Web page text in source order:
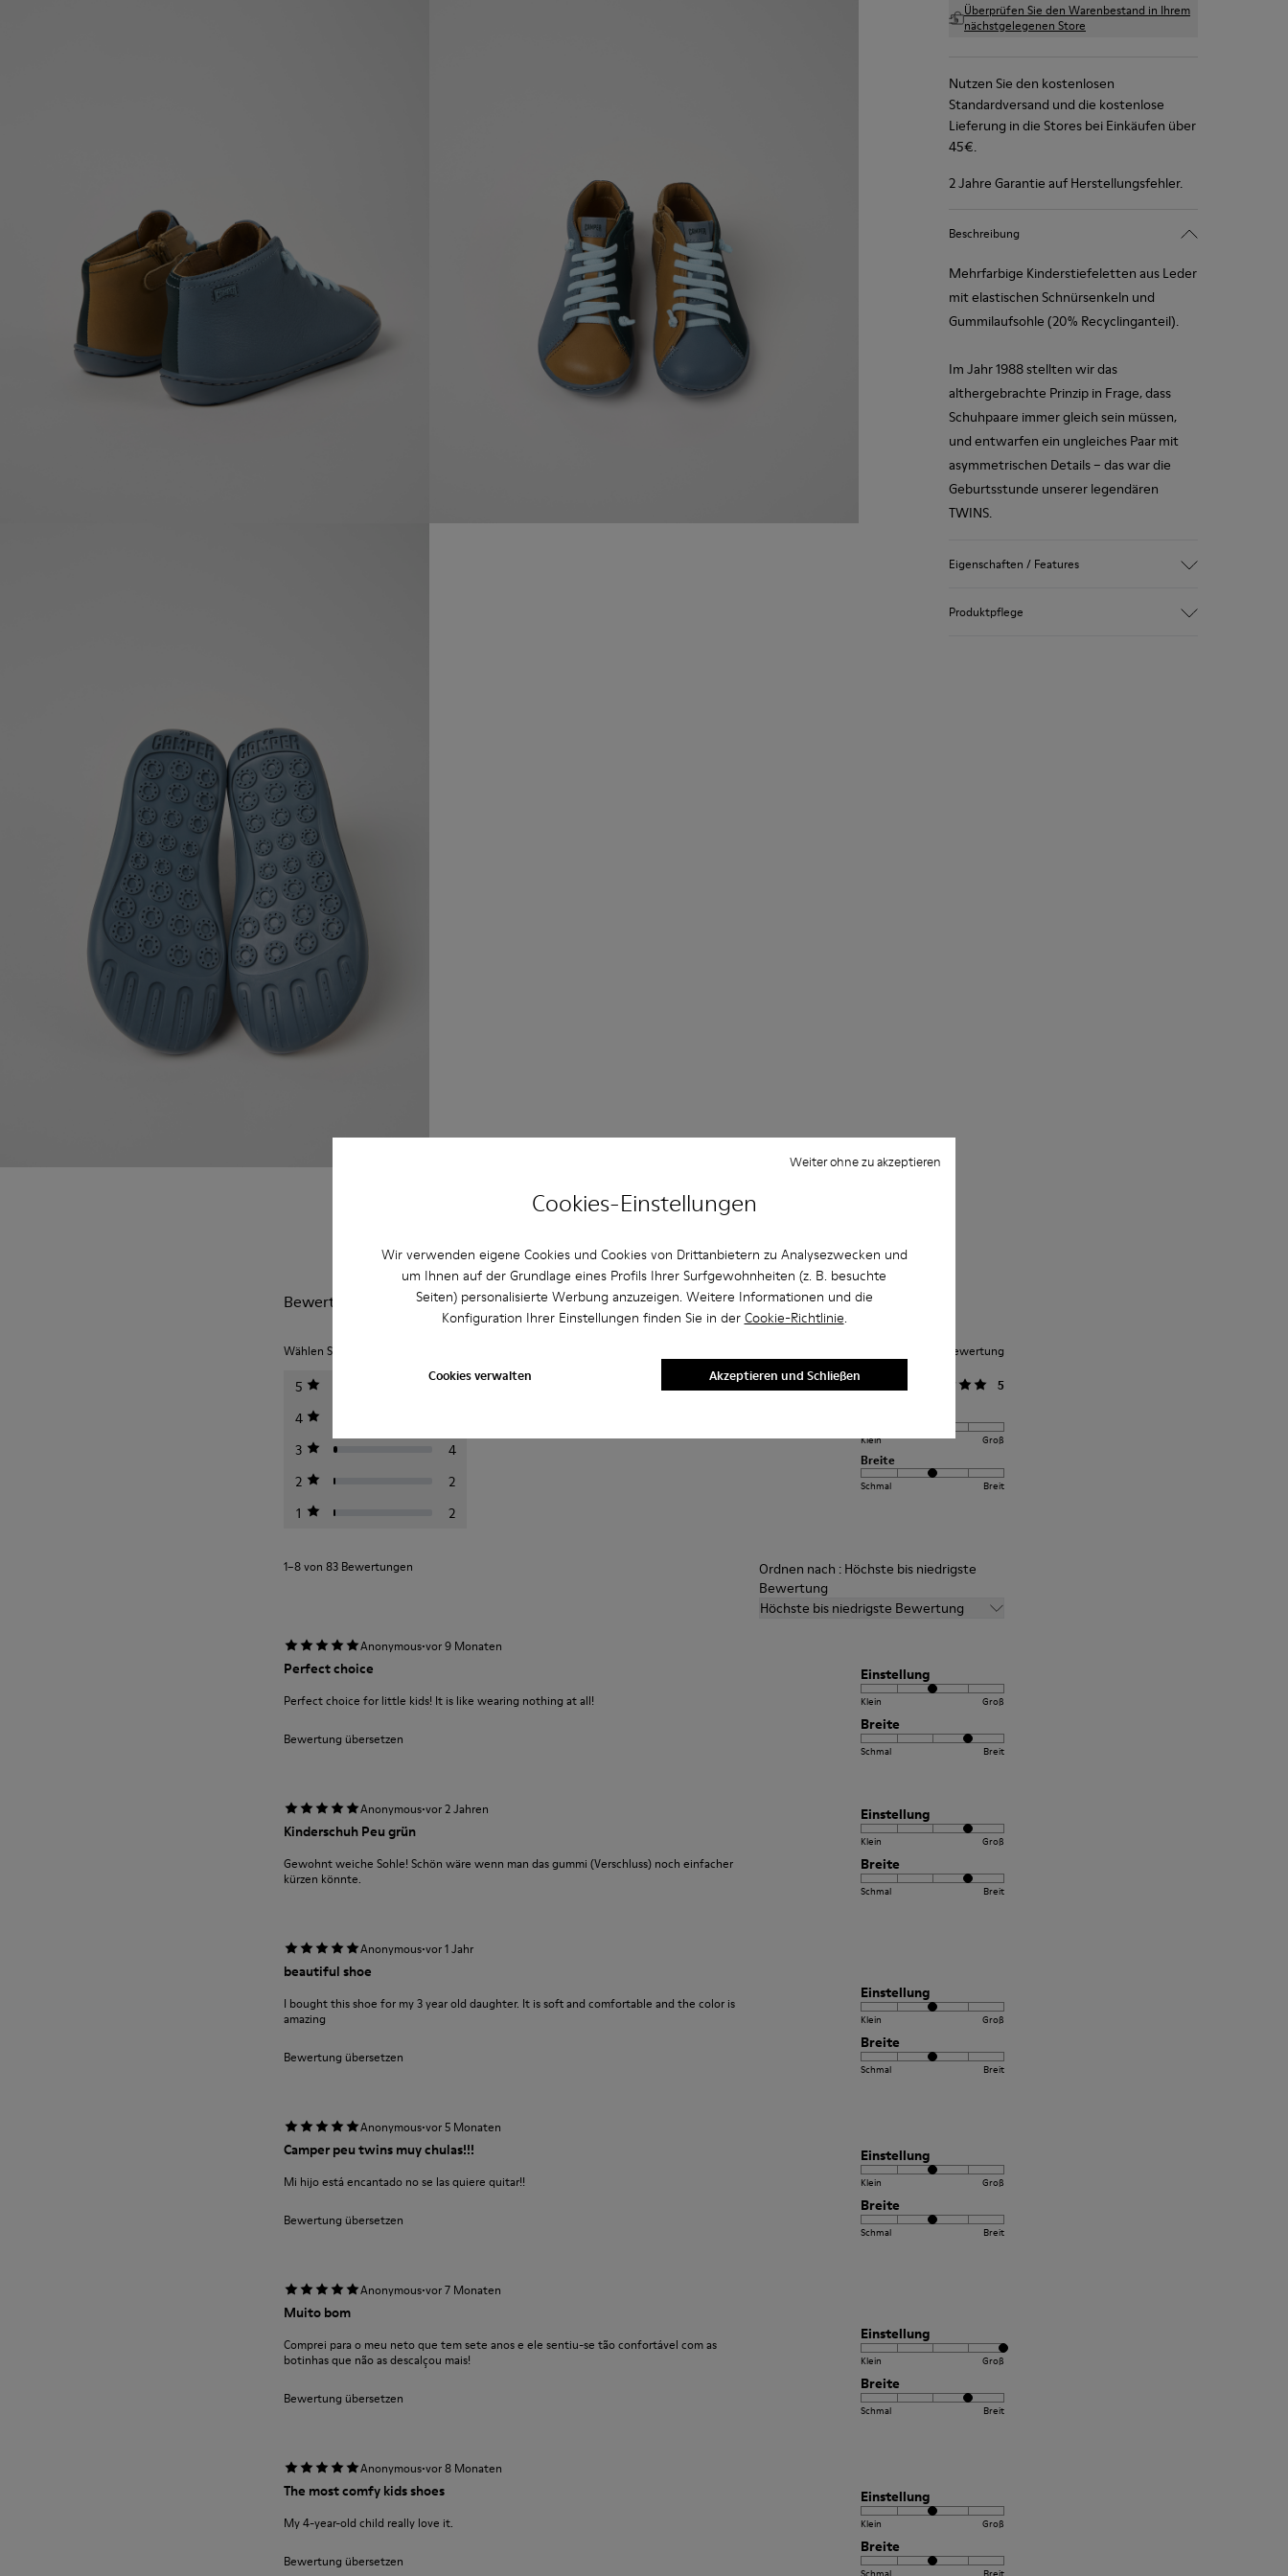
Cookies-Einstellungen
Wir verwenden eigene Cookies und Cookies von Drittanbietern zu Analysezwecken und
um Ihnen auf der Grundlage eines Profils Ihrer Surfgewohnheiten (z. B. besuchte
Seiten) personalisierte Werbung anzuzeigen. Weitere Informationen und die
Konfiguration Ihrer Einstellungen finden Sie in der Cookie-Richtlinie.
Cookies verwalten
Weiter ohne zu akzeptieren
Akzeptieren und Schließen
Überprüfen Sie den Warenbestand in Ihrem
nächstgelegenen Store
Nutzen Sie den kostenlosen
Standardversand und die kostenlose
Lieferung in die Stores bei Einkäufen über
45€.
2 Jahre Garantie auf Herstellungsfehler.
Beschreibung
Mehrfarbige Kinderstiefeletten aus Leder
mit elastischen Schnürsenkeln und
Gummilaufsohle (20% Recyclinganteil).
Im Jahr 1988 stellten wir das
althergebrachte Prinzip in Frage, dass
Schuhpaare immer gleich sein müssen,
und entwarfen ein ungleiches Paar mit
asymmetrischen Details – das war die
Geburtsstunde unserer legendären
TWINS.
Eigenschaften / Features
Produktpflege
Bewertungen von Twins
Wählen Sie unten eine Bewertung aus, um Bewertungen zu filtern
5
4
3
4
2
2
1
2
Durchschnittliche Kundenbewertung
Allgemein
5
Klein Groß
Breite
Schmal Breit
1–8 von 83 Bewertungen
Ordnen nach : Höchste bis niedrigste
Bewertung
Höchste bis niedrigste Bewertung
Anonymous·vor 9 Monaten
Perfect choice
Perfect choice for little kids! It is like wearing nothing at all!
Bewertung übersetzen
Einstellung
Klein Groß
Breite
Schmal Breit
Anonymous·vor 2 Jahren
Kinderschuh Peu grün
Gewohnt weiche Sohle! Schön wäre wenn man das gummi (Verschluss) noch einfacher
kürzen könnte.
Einstellung
Klein Groß
Breite
Schmal Breit
Anonymous·vor 1 Jahr
beautiful shoe
I bought this shoe for my 3 year old daughter. It is soft and comfortable and the color is
amazing
Bewertung übersetzen
Einstellung
Klein Groß
Breite
Schmal Breit
Anonymous·vor 5 Monaten
Camper peu twins muy chulas!!!
Mi hijo está encantado no se las quiere quitar!!
Bewertung übersetzen
Einstellung
Klein Groß
Breite
Schmal Breit
Anonymous·vor 7 Monaten
Muito bom
Comprei para o meu neto que tem sete anos e ele sentiu-se tão confortável com as
botinhas que não as descalçou mais!
Bewertung übersetzen
Einstellung
Klein Groß
Breite
Schmal Breit
Anonymous·vor 8 Monaten
The most comfy kids shoes
My 4-year-old child really love it.
Bewertung übersetzen
Einstellung
Klein Groß
Breite
Schmal Breit